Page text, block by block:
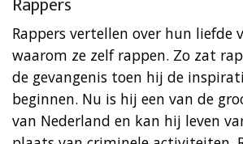
Rappers vertellen over hun liefde
waarom ze zelf rappen. Zo zat
de gevangenis toen hij de
beginnen. Nu is hij een van de
van Nederland en kan hij leven